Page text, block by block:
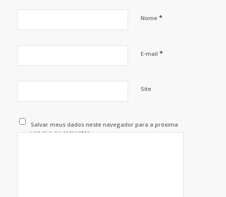
Nome *
E-mail *
Site
Salvar meus dados neste navegador para a próxima
vez que eu comentar.